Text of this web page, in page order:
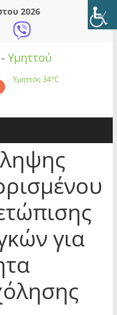
2026
- Υμηττού
Υμηττός34°C
για